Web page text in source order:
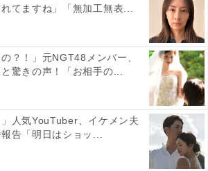
てますね」「無加工無表...
の？！」元NGT48メンバー、
驚きの声！「お相手の...
」人気YouTuber、イケメン夫
告「明日はショッ...